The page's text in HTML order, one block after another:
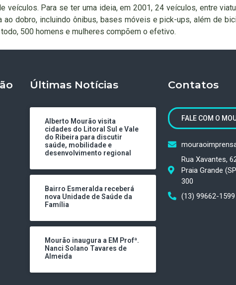
veículos. Para se ter uma ideia, em 2001, 24 veículos, entre
ao dobro, incluindo ônibus, bases móveis e pick-ups, além de
500 homens e mulheres compõem o efetivo.
Últimas Notícias
Alberto Mourão visita
cidades do Litoral Sul e Vale
do Ribeira para discutir
saúde, mobilidade e
desenvolvimento regional
Bairro Esmeralda receberá
nova Unidade de Saúde da
Família
Mourão inaugura a EM Profª.
Nanci Solano Tavares de
Almeida
Contatos
FALE COM O
Rua Xavantes,
Praia Grande
300
(13) 99662-1599